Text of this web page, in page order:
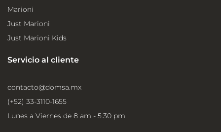
Marioni
Just Marioni
Just Marioni Kids
Servicio al cliente
contacto@domsa.mx
(+52) 33-3110-1655
Lunes a Viernes de 8 am - 5:30 pm